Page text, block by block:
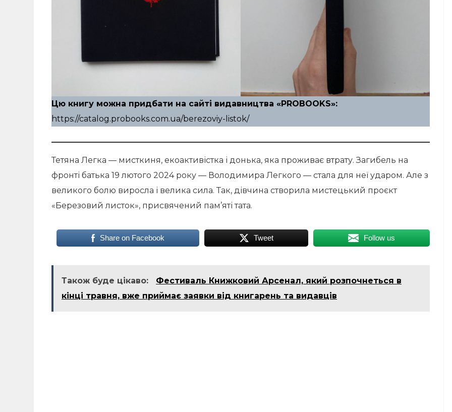
Цю книгу можна придбати на сайті видавництва «PROBOOKS»:
https://catalog.probooks.com.ua/berezoviy-listok/
Тетяна Легка — мисткиня, екоактивістка і донька, яка проживає втрату. Загибель на
фронті батька 19 лютого 2024 року — Володимира Легкого — стала для неї ударом. Але з
великого болю виросла і велика сила. Так, дівчина створила мистецький проєкт
«Березовий листок», присвячений пам’яті тата.
Share on Facebook Tweet Follow us
Також буде цікаво:
Фестиваль Книжковий Арсенал, який розпочнеться в
кінці травня, вже приймає заявки від книгарень та видавців